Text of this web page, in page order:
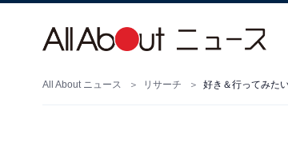
All About ニュース リサーチ